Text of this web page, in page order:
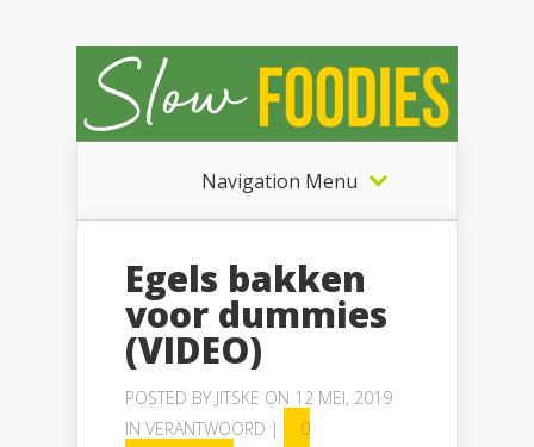
Navigation Menu
Egels bakken
voor dummies
(VIDEO)
POSTED BY JITSKE ON 12 MEI, 2019
IN VERANTWOORD |
0